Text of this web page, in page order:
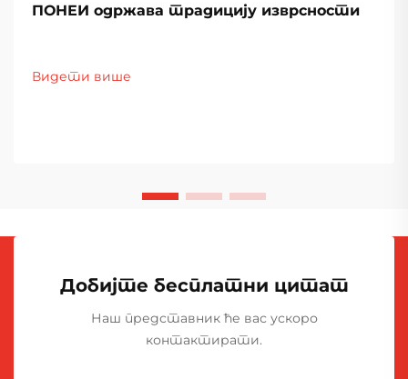
ПОНЕИ одржава традицију изврсности
Видети више
Добијте бесплатни цитат
Наш представник ће вас ускоро
контактирати.